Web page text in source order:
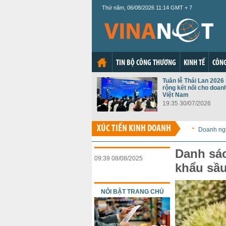
Thứ năm, 06/08/2026 11:14 GMT + 7
TIN BỘ CÔNG THƯƠNG KINH TẾ
Tuần lễ Thái Lan
rộng kết nối cho
Việt Nam
19:35 30/07/2026
XÚC TIẾN KINH DOANH Doanh
Danh
khẩu
09:39 08/08/2025
NỔI BẬT TRANG CHỦ